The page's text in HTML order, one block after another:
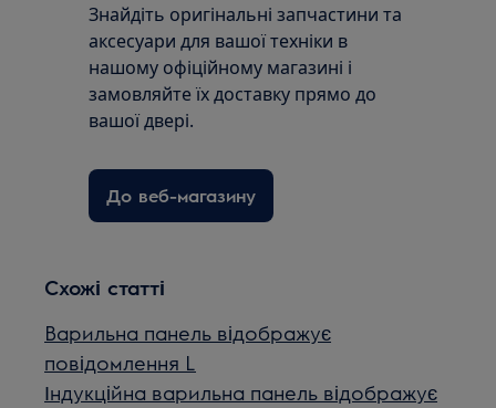
Знайдіть оригінальні запчастини та
аксесуари для вашої техніки в
нашому офіційному магазині і
замовляйте їх доставку прямо до
вашої двері.
До веб-магазину
Схожі статті
Варильна панель відображує
повідомлення L
Індукційна варильна панель відображує